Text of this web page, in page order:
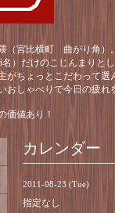
（宮比横町 曲がり角）
）だけのこじんまりと
がちょっとこだわって
おしゃべりで今日の疲れ
価値あり！
カレンダー
2011-08-23 (Tue)
指定なし